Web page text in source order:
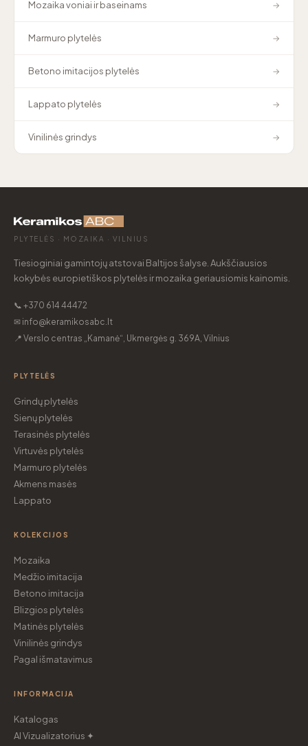
Mozaika voniai ir baseinams →
Marmuro plytelės →
Betono imitacijos plytelės →
Lappato plytelės →
Vinilinės grindys →
PLYTELĖS · MOZAIKA · VILNIUS
Tiesioginiai gamintojų atstovai Baltijos šalyse. Aukščiausios
kokybės europietiškos plytelės ir mozaika geriausiomis kainomis.
📞 +370 614 44472
✉ info@keramikosabc.lt
📍 Verslo centras „Kamanė“, Ukmergės g. 369A, Vilnius
PLYTELĖS
Grindų plytelės
Sienų plytelės
Terasinės plytelės
Virtuvės plytelės
Marmuro plytelės
Akmens masės
Lappato
KOLEKCIJOS
Mozaika
Medžio imitacija
Betono imitacija
Blizgios plytelės
Matinės plytelės
Vinilinės grindys
Pagal išmatavimus
INFORMACIJA
Katalogas
AI Vizualizatorius ✦